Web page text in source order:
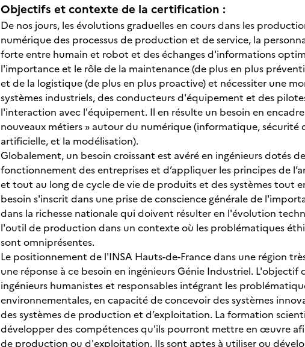
Objectifs et contexte de la certification :
De nos jours, les évolutions graduelles en cours dans les
numérique des processus de production et de service, la
forte entre humain et robot et des échanges d'informations
l'importance et le rôle de la maintenance (de plus en plus
et de la logistique (de plus en plus proactive) et nécessiter une
systèmes industriels, des conducteurs d'équipement et des
l'interaction avec l'équipement. Il en résulte un besoin en
nouveaux métiers » autour du numérique (informatique, sécurité
artificielle, et la modélisation).
Globalement, un besoin croissant est avéré en ingénieurs dotés
fonctionnement des entreprises et d’appliquer les principes de
et tout au long de cycle de vie de produits et des systèmes tout
besoin s'inscrit dans une prise de conscience générale de
dans la richesse nationale qui doivent résulter en l'évolution
l'outil de production dans un contexte où les problématiques
sont omniprésentes.
Le positionnement de l'INSA Hauts-de-France dans une région
une réponse à ce besoin en ingénieurs Génie Industriel.
ingénieurs humanistes et responsables intégrant les
environnementales, en capacité de concevoir des systèmes
des systèmes de production et d’exploitation. La formation
développer des compétences qu'ils pourront mettre en œuvre
de production ou d'exploitation. Ils sont aptes à utiliser ou